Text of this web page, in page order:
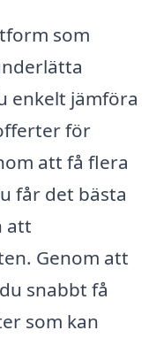
som
enkelt jämföra
för
att få flera
får det bästa
att
Genom att
snabbt få
som kan